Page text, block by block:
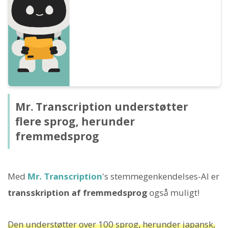
Mr. Transcription understøtter
flere sprog, herunder
fremmedsprog
Med Mr. Transcription's stemmegenkendelses-AI er
transskription af fremmedsprogogså muligt!
Den understøtter over 100 sprog, herunder japansk,